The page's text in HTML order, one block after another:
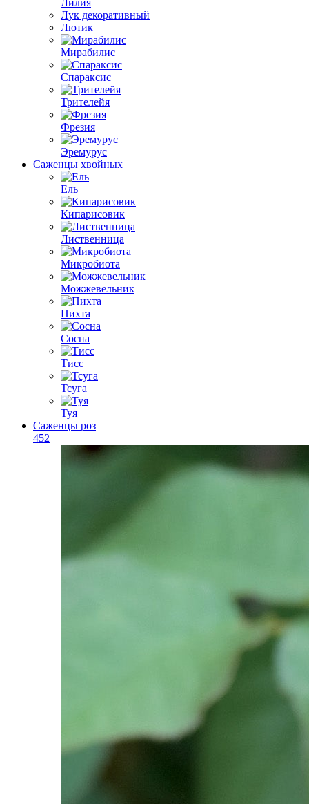
Лилия
Лук декоративный
Лютик
Мирабилис
Спараксис
Трителейя
Фрезия
Эремурус
Саженцы хвойных
Ель
Кипарисовик
Лиственница
Микробиота
Можжевельник
Пихта
Сосна
Тисс
Тсуга
Туя
Саженцы роз
452